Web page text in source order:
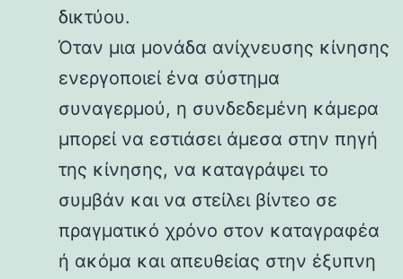
δικτύου.
Όταν μια μονάδα ανίχνευσης κίνησης
ενεργοποιεί ένα σύστημα
συναγερμού, η συνδεδεμένη κάμερα
μπορεί να εστιάσει άμεσα στην πηγή
της κίνησης, να καταγράψει το
συμβάν και να στείλει βίντεο σε
πραγματικό χρόνο στον καταγραφέα
ή ακόμα και απευθείας στην έξυπνη